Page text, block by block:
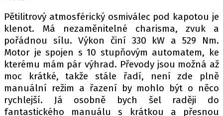
Pětilitrový atmosférický osmiválec pod kapotou je
klenot. Má nezaměnitelné charisma, zvuk a
pořádnou sílu. Výkon činí 330 kW a 529 Nm.
Motor je spojen s 10 stupňovým automatem, ke
kterému mám pár výhrad. Převody jsou možná až
moc krátké, takže stále řadí, není zde plně
manuální režim a řazení by mohlo být o něco
rychlejší. Já osobně bych šel raději do
fantastického manuálu s krátkou a přesnou